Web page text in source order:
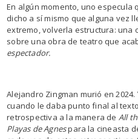
En algún momento, uno especula
dicho a sí mismo que alguna vez
extremo, volverla estructura: una
sobre una obra de teatro que
espectador.
Alejandro Zingman murió en
cuando le daba punto final al
retrospectiva a la manera de All
Playas de Agnespara la cineasta